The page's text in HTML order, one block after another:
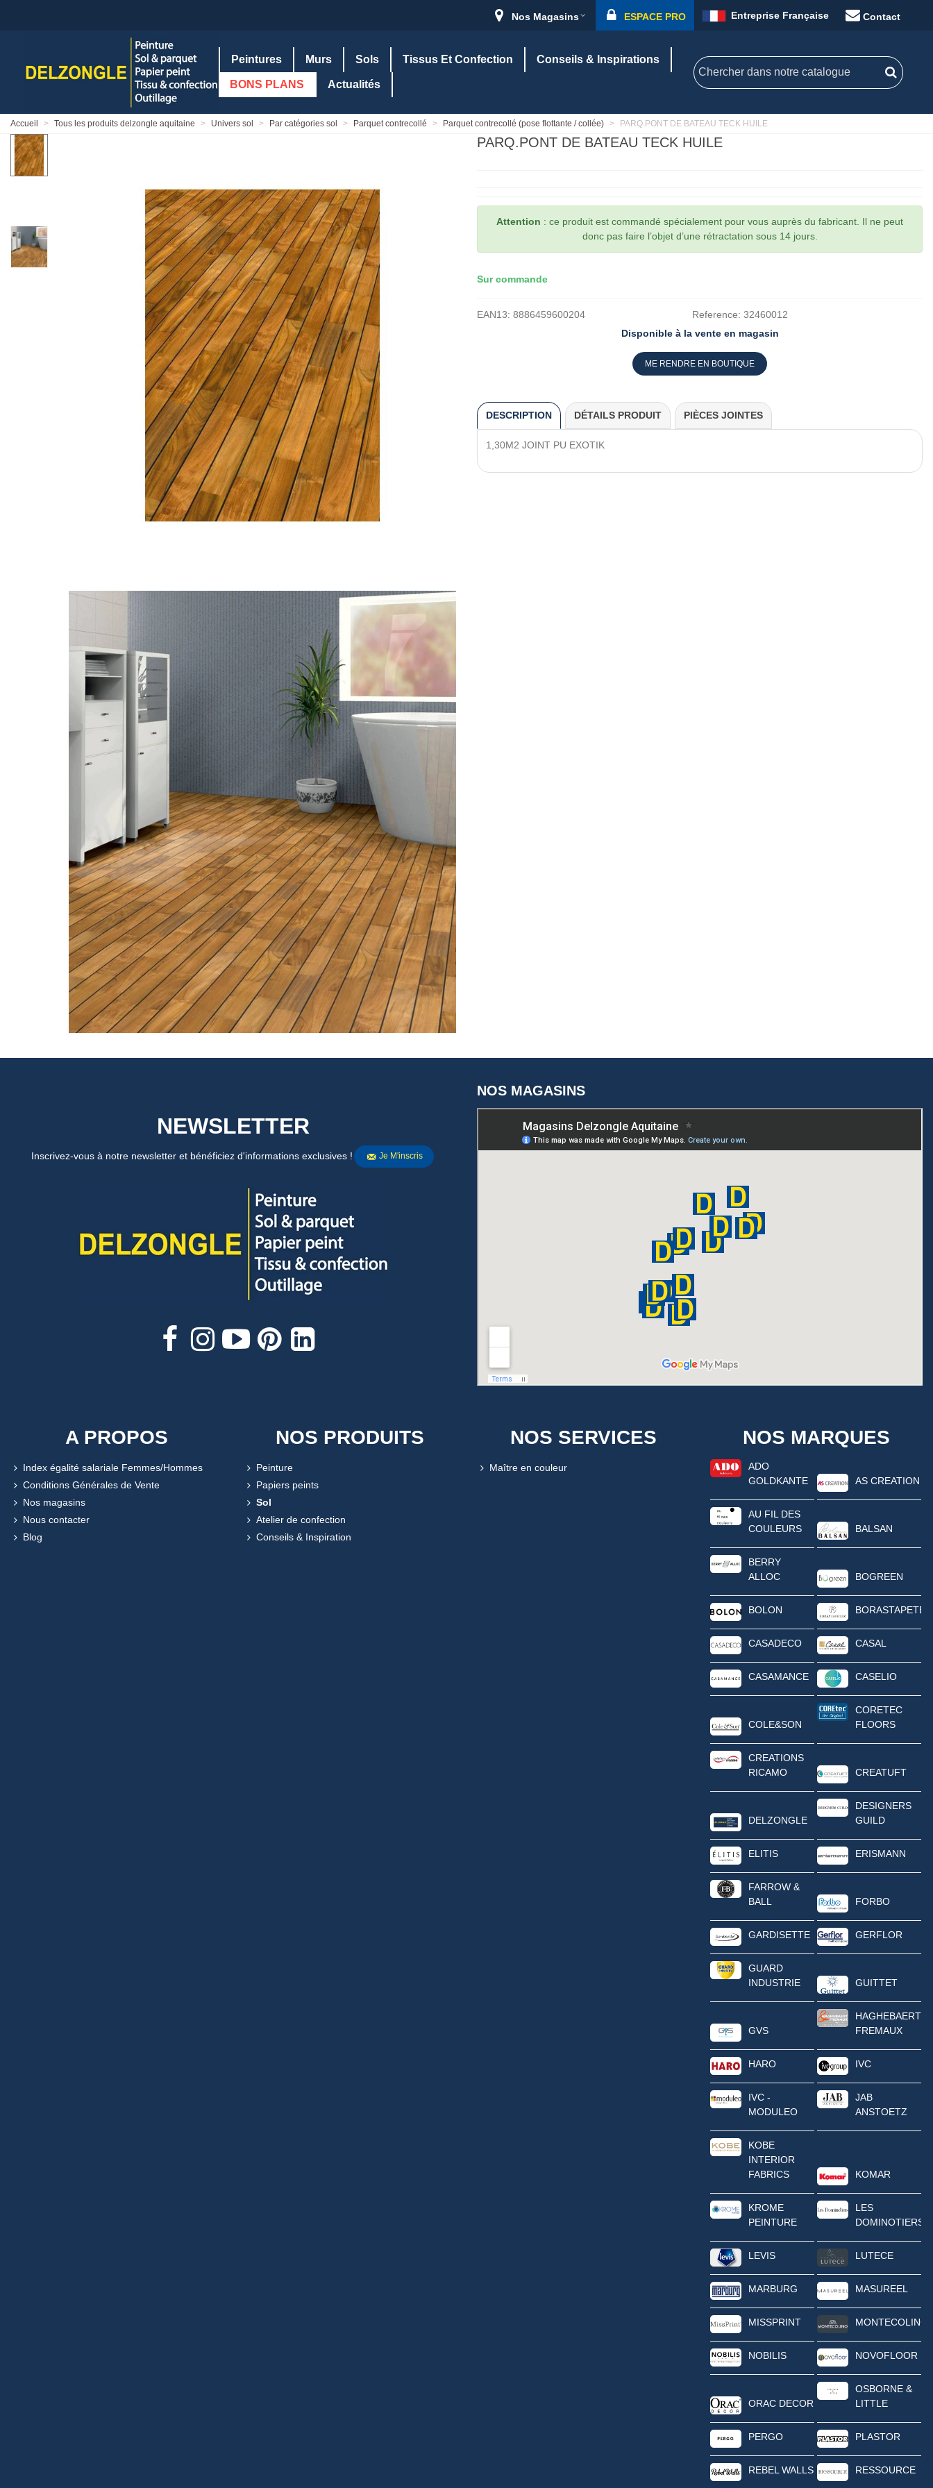
Nos Magasins ESPACE PRO Entreprise Française Contact
Peintures Murs Sols Tissus Et Confection Conseils & Inspirations
BONS PLANS Actualités
Accueil > Tous les produits delzongle aquitaine > Univers sol > Par catégories sol > Parquet contrecollé > Parquet contrecollé (pose flottante / collée) > PARQ.PONT DE BATEAU TECK HUILE
PARQ.PONT DE BATEAU TECK HUILE
Attention : ce produit est commandé spécialement pour vous auprès du fabricant. Il ne peut
donc pas faire l’objet d’une rétractation sous 14 jours.
Sur commande
EAN13: 8886459600204 Reference: 32460012
Disponible à la vente en magasin
ME RENDRE EN BOUTIQUE
DESCRIPTION DÉTAILS PRODUIT PIÈCES JOINTES
1,30M2 JOINT PU EXOTIK
NEWSLETTER
Inscrivez-vous à notre newsletter et bénéficiez d'informations exclusives ! Je M'inscris
NOS MAGASINS
A PROPOS
Index égalité salariale Femmes/Hommes
Conditions Générales de Vente
Nos magasins
Nous contacter
Blog
NOS PRODUITS
Peinture
Papiers peints
Sol
Atelier de confection
Conseils & Inspiration
NOS SERVICES
Maître en couleur
NOS MARQUES
ADO
GOLDKANTE
AS CREATION
AU FIL DES
COULEURS
BALSAN
BERRY
ALLOC
BOGREEN
BOLON BORASTAPETER
CASADECO CASAL
CASAMANCE CASELIO
COLE&SON
CORETEC
FLOORS
CREATIONS
RICAMO
CREATUFT
DELZONGLE
DESIGNERS
GUILD
ELITIS ERISMANN
FARROW &
BALL
FORBO
GARDISETTE GERFLOR
GUARD
INDUSTRIE
GUITTET
GVS
HAGHEBAERT
FREMAUX
HARO IVC
IVC -
MODULEO
JAB
ANSTOETZ
KOBE
INTERIOR
FABRICS
KOMAR
KROME
PEINTURE
LES
DOMINOTIERS
LEVIS LUTECE
MARBURG MASUREEL
MISSPRINT MONTECOLINO
NOBILIS NOVOFLOOR
ORAC DECOR
OSBORNE &
LITTLE
PERGO PLASTOR
REBEL WALLS RESSOURCE